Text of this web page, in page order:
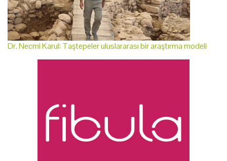
Dr. Necmi Karul: Taştepeler uluslararası bir araştırma modeli